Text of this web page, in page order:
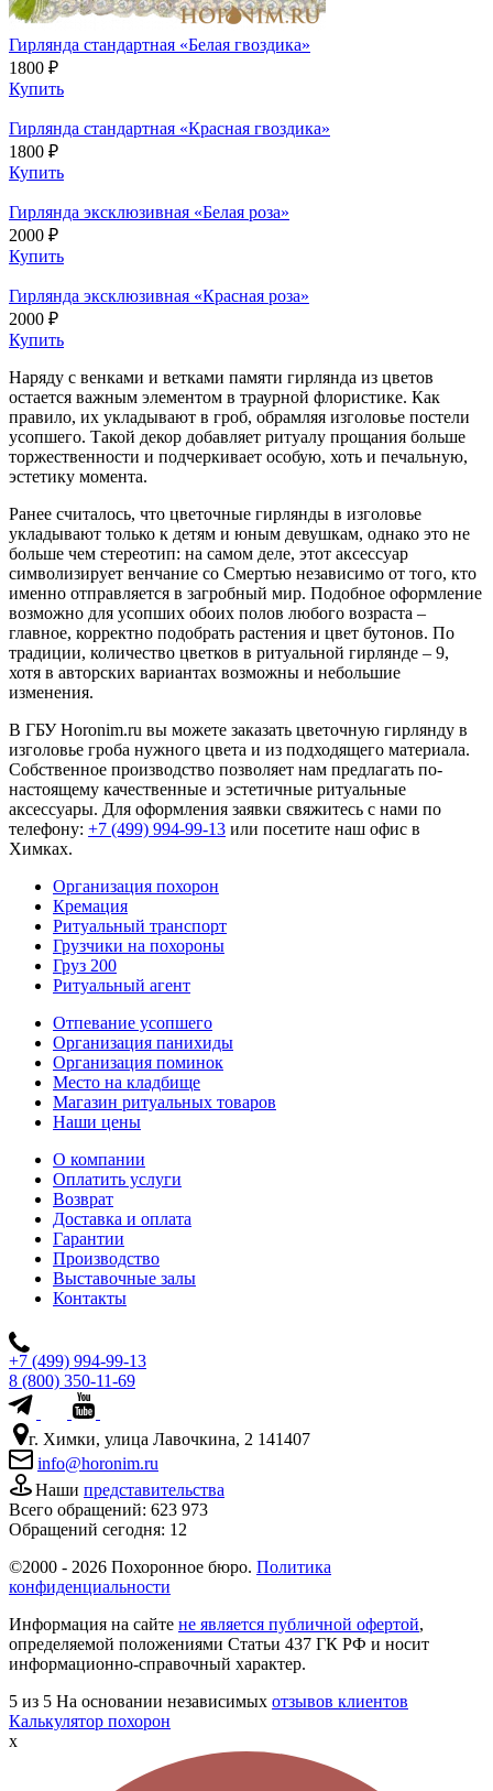
Гирлянда стандартная «Белая гвоздика»
1800 ₽
Купить
Гирлянда стандартная «Красная гвоздика»
1800 ₽
Купить
Гирлянда эксклюзивная «Белая роза»
2000 ₽
Купить
Гирлянда эксклюзивная «Красная роза»
2000 ₽
Купить
Наряду с венками и ветками памяти гирлянда из цветов
остается важным элементом в траурной флористике. Как
правило, их укладывают в гроб, обрамляя изголовье постели
усопшего. Такой декор добавляет ритуалу прощания больше
торжественности и подчеркивает особую, хоть и печальную,
эстетику момента.
Ранее считалось, что цветочные гирлянды в изголовье
укладывают только к детям и юным девушкам, однако это не
больше чем стереотип: на самом деле, этот аксессуар
символизирует венчание со Смертью независимо от того, кто
именно отправляется в загробный мир. Подобное оформление
возможно для усопших обоих полов любого возраста –
главное, корректно подобрать растения и цвет бутонов. По
традиции, количество цветков в ритуальной гирлянде – 9,
хотя в авторских вариантах возможны и небольшие
изменения.
В ГБУ Horonim.ru вы можете заказать цветочную гирлянду в
изголовье гроба нужного цвета и из подходящего материала.
Собственное производство позволяет нам предлагать по-
настоящему качественные и эстетичные ритуальные
аксессуары. Для оформления заявки свяжитесь с нами по
телефону: +7 (499) 994-99-13 или посетите наш офис в
Химках.
Организация похорон
Кремация
Ритуальный транспорт
Грузчики на похороны
Груз 200
Ритуальный агент
Отпевание усопшего
Организация панихиды
Организация поминок
Место на кладбище
Магазин ритуальных товаров
Наши цены
О компании
Оплатить услуги
Возврат
Доставка и оплата
Гарантии
Производство
Выставочные залы
Контакты
+7 (499) 994-99-13
8 (800) 350-11-69
г. Химки, улица Лавочкина, 2 141407
info@horonim.ru
Наши представительства
Всего обращений: 623 973
Обращений сегодня: 12
©2000 - 2026 Похоронное бюро. Политика
конфиденциальности
Информация на сайте не является публичной офертой,
определяемой положениями Статьи 437 ГК РФ и носит
информационно-справочный характер.
5 из 5 На основании независимых отзывов клиентов
Калькулятор похорон
x